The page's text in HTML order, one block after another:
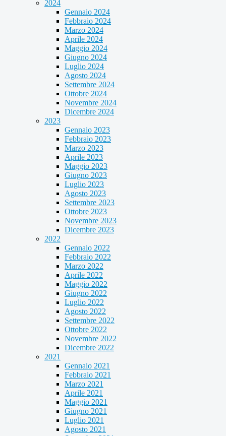
2024
Gennaio 2024
Febbraio 2024
Marzo 2024
Aprile 2024
Maggio 2024
Giugno 2024
Luglio 2024
Agosto 2024
Settembre 2024
Ottobre 2024
Novembre 2024
Dicembre 2024
2023
Gennaio 2023
Febbraio 2023
Marzo 2023
Aprile 2023
Maggio 2023
Giugno 2023
Luglio 2023
Agosto 2023
Settembre 2023
Ottobre 2023
Novembre 2023
Dicembre 2023
2022
Gennaio 2022
Febbraio 2022
Marzo 2022
Aprile 2022
Maggio 2022
Giugno 2022
Luglio 2022
Agosto 2022
Settembre 2022
Ottobre 2022
Novembre 2022
Dicembre 2022
2021
Gennaio 2021
Febbraio 2021
Marzo 2021
Aprile 2021
Maggio 2021
Giugno 2021
Luglio 2021
Agosto 2021